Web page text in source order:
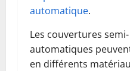
automatique.
Les couvertures semi-
automatiques
en différents